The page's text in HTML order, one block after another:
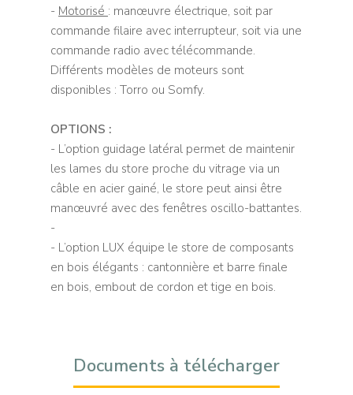
- Motorisé : manœuvre électrique, soit par
commande filaire avec interrupteur, soit via une
commande radio avec télécommande.
Différents modèles de moteurs sont
disponibles : Torro ou Somfy.
OPTIONS :
- L’option guidage latéral permet de maintenir
les lames du store proche du vitrage via un
câble en acier gainé, le store peut ainsi être
manœuvré avec des fenêtres oscillo-battantes.
-
- L’option LUX équipe le store de composants
en bois élégants : cantonnière et barre finale
en bois, embout de cordon et tige en bois.
Documents à télécharger